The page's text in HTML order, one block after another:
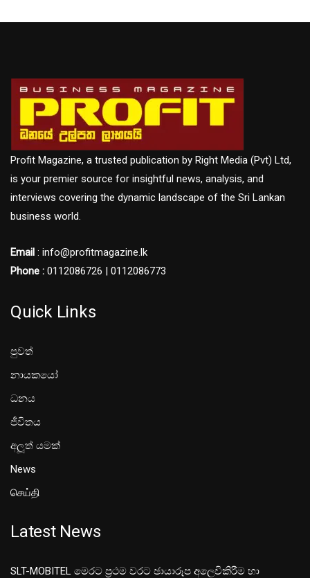
Profit Magazine, a trusted publication by Right Media (Pvt) Ltd,
is your premier source for insightful news, analysis, and
interviews covering the dynamic landscape of the Sri Lankan
business world.
Email : info@profitmagazine.lk
Phone : 0112086726 | 0112086773
Quick Links
පුවත්
නායකයෝ
ධනය
ජීවිතය
අලූත් යමක්
News
செய்தி
Latest News
SLT-MOBITEL මෙරට ප්‍රථම වරට ඡායාරූප අලෙවිකිරීම හා